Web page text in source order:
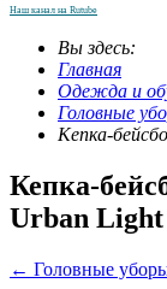
Наш канал на Rutube
Вы здесь:
Главная
Одежда и
Головные
Кепка-
Кепка-
Urban
← Головные